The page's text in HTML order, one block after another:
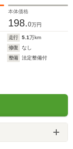
本体価格
198.0万円
走行 5.1万km
修復
なし
整備
法定整備付